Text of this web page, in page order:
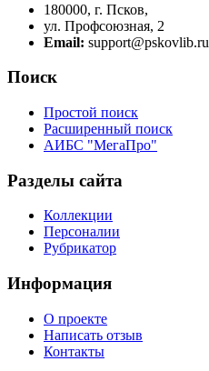
180000, г. Псков,
ул. Профсоюзная, 2
Email: support@pskovlib.ru
Поиск
Простой поиск
Расширенный поиск
АИБС "МегаПро"
Разделы сайта
Коллекции
Персоналии
Рубрикатор
Информация
О проекте
Написать отзыв
Контакты